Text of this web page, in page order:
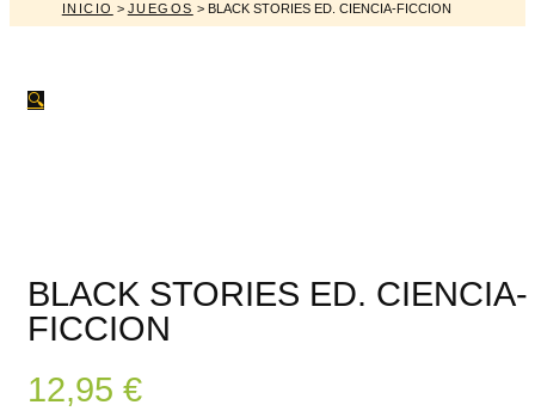
INICIO > JUEGOS > BLACK STORIES ED. CIENCIA-FICCION
🔍
BLACK STORIES ED. CIENCIA-
FICCION
12,95 €